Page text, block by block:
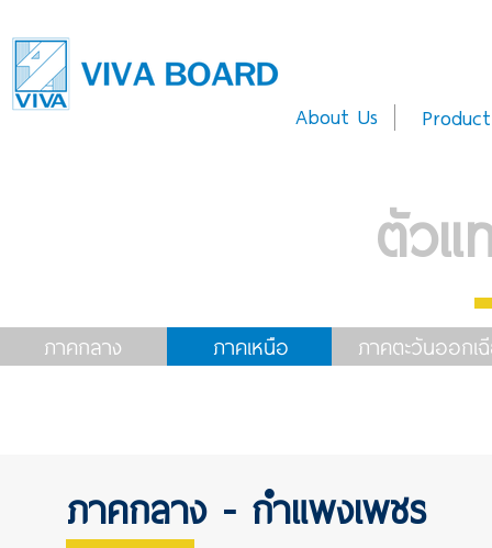
About Us Product
ตัวแ
ภาคกลาง ภาคเหนือ ภาคตะวันออกเ
ภาคกลาง - กำแพงเพชร